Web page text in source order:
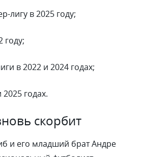
лигу в 2025 году;
году;
в 2022 и 2024 годах;
годах.
скорбит
и его младший брат Андре